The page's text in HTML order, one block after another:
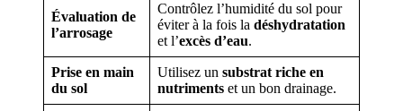
Évaluation de
l’arrosage
Contrôlez l’humidité du sol pour
éviter à la fois la déshydratation
et l’excès d’eau.
Prise en main
du sol
Utilisez un substrat riche en
nutriments et un bon drainage.